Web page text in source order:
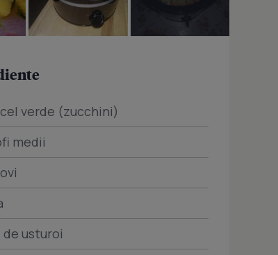
verde (zucchini)
medii
usturoi